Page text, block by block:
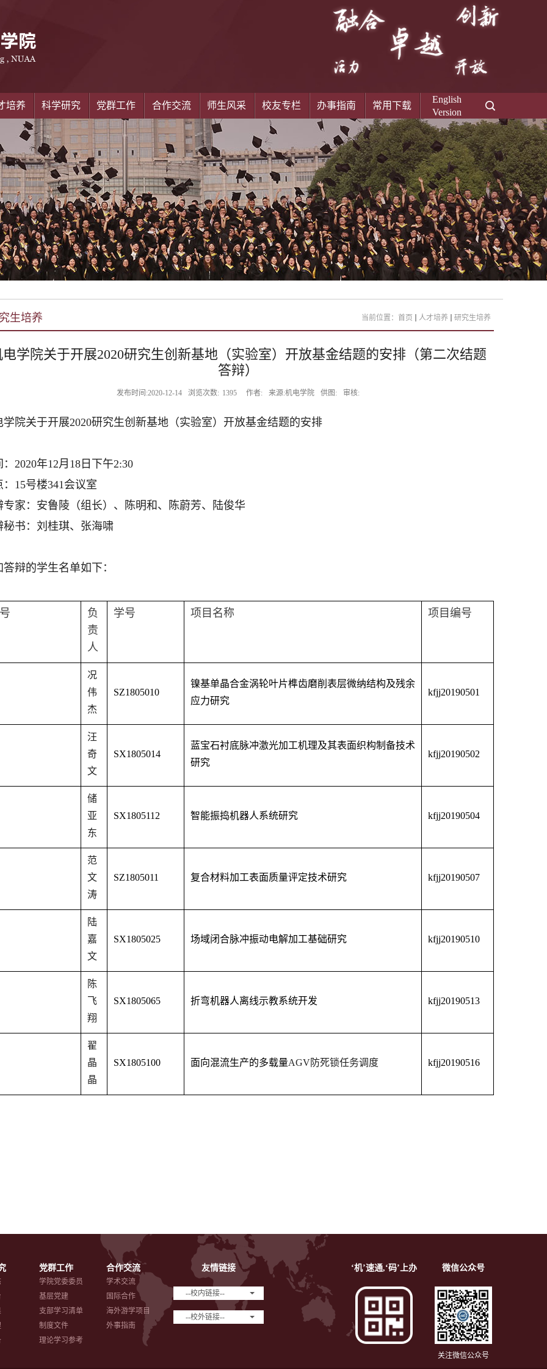
培养 科学研究 党群工作 合作交流 师生风采 校友专栏 办事指南 常用下载
English
Version
生培养 当前位置： 首页 人才培养 研究生培养
电学院关于开展2020研究生创新基地（实验室）开放基金结题的安排（第二次结题
答辩）
发布时间:2020-12-14 浏览次数: 1395 作者: 来源:机电学院 供图: 审核:
学院关于开展2020研究生创新基地（实验室）开放基金结题的安排
：2020年12月18日下午2:30
：15号楼341会议室
专家：安鲁陵（组长）、陈明和、陈蔚芳、陆俊华
秘书：刘桂琪、张海啸
答辩的学生名单如下：
负
责
人
学号 项目名称 项目编号
况
伟
杰
SZ1805010
镍基单晶合金涡轮叶片榫齿磨削表层微纳结构及残余
应力研究
kfjj20190501
汪
奇
文
SX1805014
蓝宝石衬底脉冲激光加工机理及其表面织构制备技术
研究
kfjj20190502
储
亚
东
SX1805112 智能振捣机器人系统研究 kfjj20190504
范
文
涛
SZ1805011 复合材料加工表面质量评定技术研究 kfjj20190507
陆
嘉
文
SX1805025 场域闭合脉冲振动电解加工基础研究 kfjj20190510
陈
飞
翔
SX1805065 折弯机器人离线示教系统开发 kfjj20190513
翟
晶
晶
SX1805100 面向混流生产的多载量AGV防死锁任务调度 kfjj20190516
党群工作
学院党委委员
基层党建
支部学习清单
制度文件
理论学习参考
合作交流
学术交流
国际合作
海外游学项目
外事指南
友情链接
--校内链接--
--校外链接--
微信公众号
关注微信公众号
‘机’速通,‘码’上办